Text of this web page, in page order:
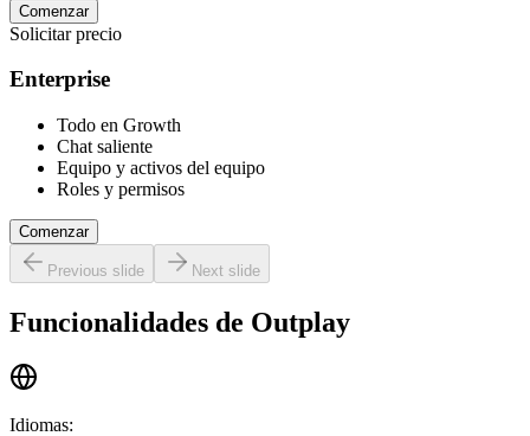
Comenzar
Solicitar precio
Enterprise
Todo en Growth
Chat saliente
Equipo y activos del equipo
Roles y permisos
Comenzar
Previous slide Next slide
Funcionalidades de Outplay
Idiomas: